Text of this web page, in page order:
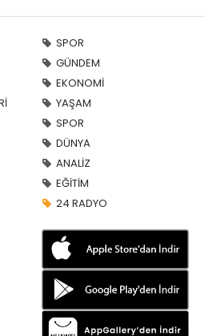
SPOR
GÜNDEM
EKONOMİ
YAŞAM
SPOR
DÜNYA
ANALİZ
EĞİTİM
24 RADYO